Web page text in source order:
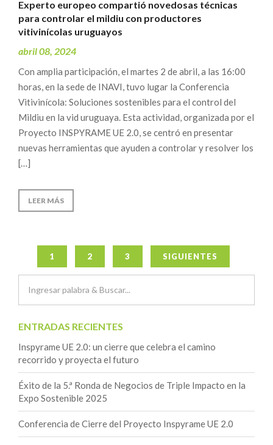
Experto europeo compartió novedosas técnicas
para controlar el mildiu con productores
vitivinícolas uruguayos
abril 08, 2024
Con amplia participación, el martes 2 de abril, a las 16:00
horas, en la sede de INAVI, tuvo lugar la Conferencia
Vitivinícola: Soluciones sostenibles para el control del
Mildiu en la vid uruguaya. Esta actividad, organizada por el
Proyecto INSPYRAME UE 2.0, se centró en presentar
nuevas herramientas que ayuden a controlar y resolver los
[…]
LEER MÁS
Navegación
de
entradas
1 2 3 SIGUIENTES
ENTRADAS RECIENTES
Inspyrame UE 2.0: un cierre que celebra el camino
recorrido y proyecta el futuro
Éxito de la 5.ª Ronda de Negocios de Triple Impacto en la
Expo Sostenible 2025
Conferencia de Cierre del Proyecto Inspyrame UE 2.0